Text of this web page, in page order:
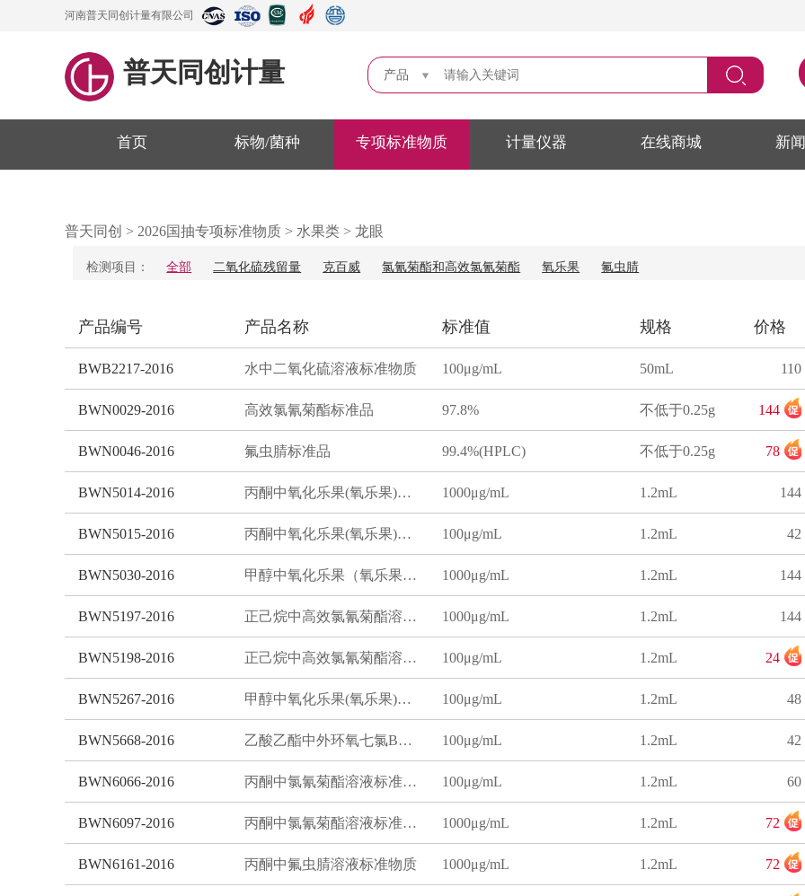
河南普天同创计量有限公司
普天同创计量 产品
首页 标物/菌种 专项标准物质 计量仪器 在线商城 新
普天同创 > 2026国抽专项标准物质 > 水果类 > 龙眼
检测项目： 全部 二氧化硫残留量 克百威 氯氰菊酯和高效氯氰菊酯 氧乐果 氟虫腈
产品编号 产品名称 标准值 规格 价格
BWB2217-2016 水中二氧化硫溶液标准物质 100μg/mL 50mL 110
BWN0029-2016 高效氯氰菊酯标准品 97.8% 不低于0.25g 144
BWN0046-2016 氟虫腈标准品 99.4%(HPLC) 不低于0.25g 78
BWN5014-2016 丙酮中氧化乐果(氧乐果)溶液标准物质 1000μg/mL 1.2mL 144
BWN5015-2016 丙酮中氧化乐果(氧乐果)溶液标准物质 100μg/mL 1.2mL 42
BWN5030-2016 甲醇中氧化乐果（氧乐果）溶液标准物质 1000μg/mL 1.2mL 144
BWN5197-2016 正己烷中高效氯氰菊酯溶液标准物质 1000μg/mL 1.2mL 144
BWN5198-2016 正己烷中高效氯氰菊酯溶液标准物质 100μg/mL 1.2mL 24
BWN5267-2016 甲醇中氧化乐果(氧乐果)溶液标准物质 100μg/mL 1.2mL 48
BWN5668-2016 乙酸乙酯中外环氧七氯B溶液标准物质 100μg/mL 1.2mL 42
BWN6066-2016 丙酮中氯氰菊酯溶液标准物质 100μg/mL 1.2mL 60
BWN6097-2016 丙酮中氯氰菊酯溶液标准物质 1000μg/mL 1.2mL 72
BWN6161-2016 丙酮中氟虫腈溶液标准物质 1000μg/mL 1.2mL 72